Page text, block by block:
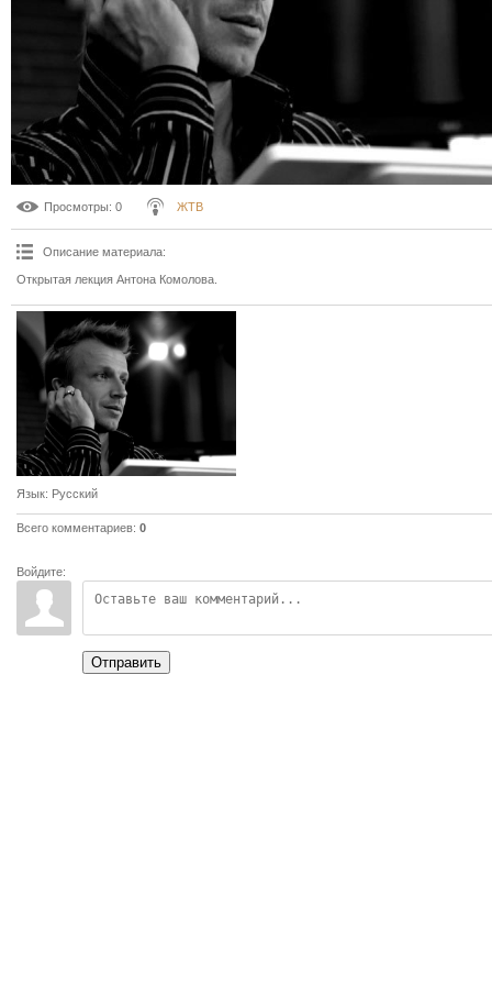
Просмотры: 0 ЖТВ
Описание материала:
Открытая лекция Антона Комолова.
Язык: Русский
Всего комментариев: 0
Войдите:
Отправить